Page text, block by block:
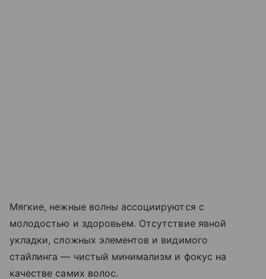
Мягкие, нежные волны ассоциируются с
молодостью и здоровьем. Отсутствие явной
укладки, сложных элементов и видимого
стайлинга — чистый минимализм и фокус на
качестве самих волос.